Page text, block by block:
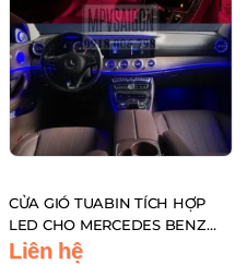
CỬA GIÓ TUABIN TÍCH HỢP
LED CHO MERCEDES BENZ
ĐIỀU KHIỂN QUA ĐIỆN THOẠI
Liên hệ